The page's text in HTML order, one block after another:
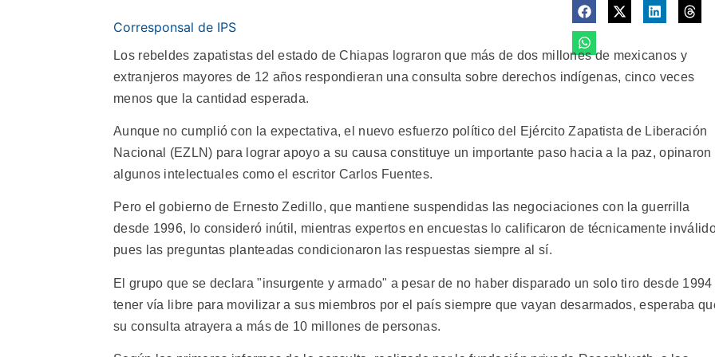
Corresponsal de IPS
Los rebeldes zapatistas del estado de Chiapas lograron que más de dos millones de mexicanos y
extranjeros mayores de 12 años respondieran una consulta sobre derechos indígenas, cinco veces
menos que la cantidad esperada.
Aunque no cumplió con la expectativa, el nuevo esfuerzo político del Ejército Zapatista de Liberación
Nacional (EZLN) para lograr apoyo a su causa constituye un importante paso hacia a la paz, opinaron
algunos intelectuales como el escritor Carlos Fuentes.
Pero el gobierno de Ernesto Zedillo, que mantiene suspendidas las negociaciones con la guerrilla
desde 1996, lo consideró inútil, mientras expertos en encuestas lo calificaron de técnicamente
pues las preguntas planteadas condicionaron las respuestas siempre al sí.
El grupo que se declara "insurgente y armado" a pesar de no haber disparado un solo tiro desde 1994
tener vía libre para movilizar a sus miembros por el país siempre que vayan desarmados, esperaba
su consulta atrayera a más de 10 millones de personas.